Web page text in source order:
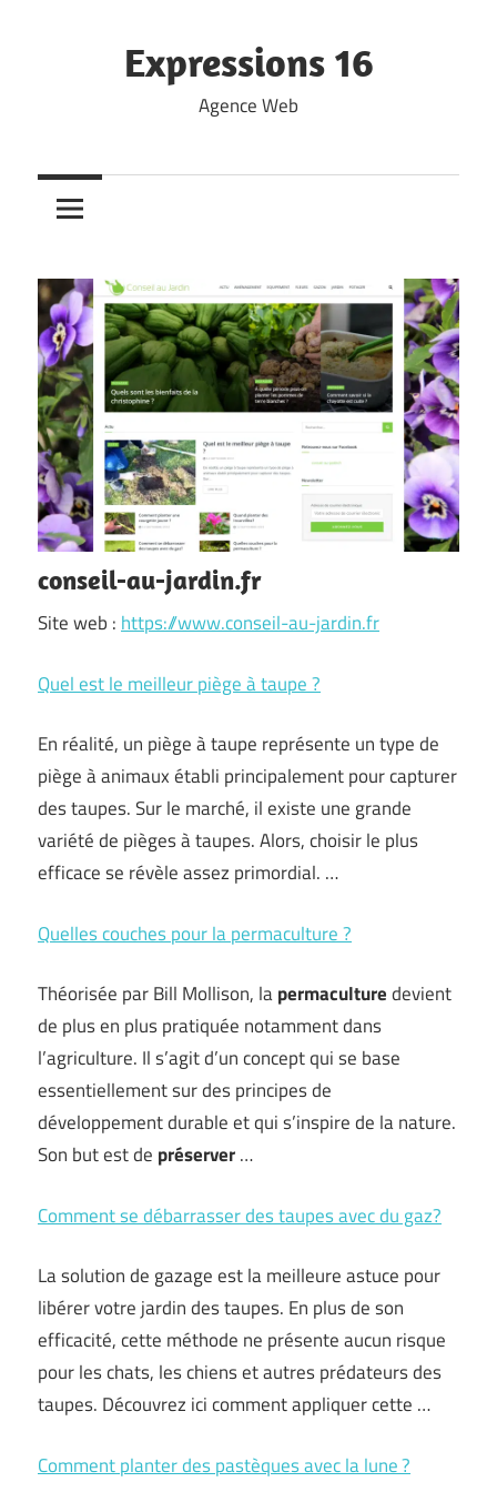
Expressions 16
Agence Web
conseil-au-jardin.fr
Site web : https://www.conseil-au-jardin.fr
Quel est le meilleur piège à taupe ?
En réalité, un piège à taupe représente un type de
piège à animaux établi principalement pour capturer
des taupes. Sur le marché, il existe une grande
variété de pièges à taupes. Alors, choisir le plus
efficace se révèle assez primordial. …
Quelles couches pour la permaculture ?
Théorisée par Bill Mollison, lapermaculturedevient
de plus en plus pratiquée notamment dans
l’agriculture. Il s’agit d’un concept qui se base
essentiellement sur des principes de
développement durable et qui s’inspire de la nature.
Son but est de préserver…
Comment se débarrasser des taupes avec du gaz?
La solution de gazage est la meilleure astuce pour
libérer votre jardin des taupes. En plus de son
efficacité, cette méthode ne présente aucun risque
pour les chats, les chiens et autres prédateurs des
taupes. Découvrez ici comment appliquer cette …
Comment planter des pastèques avec la lune ?